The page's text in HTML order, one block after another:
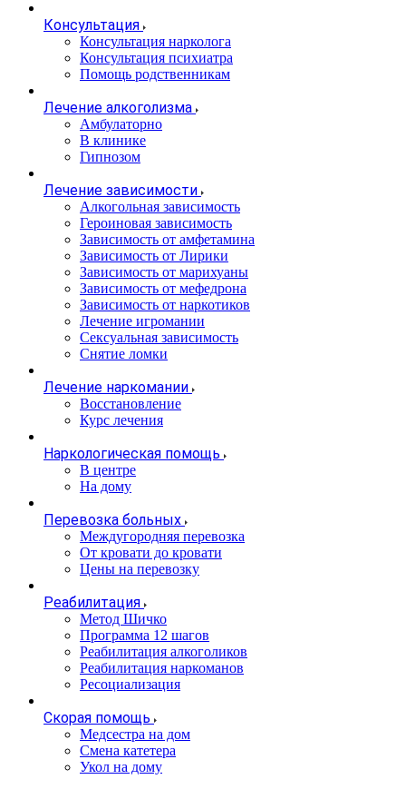
Консультация
Консультация нарколога
Консультация психиатра
Помощь родственникам
Лечение алкоголизма
Амбулаторно
В клинике
Гипнозом
Лечение зависимости
Алкогольная зависимость
Героиновая зависимость
Зависимость от амфетамина
Зависимость от Лирики
Зависимость от марихуаны
Зависимость от мефедрона
Зависимость от наркотиков
Лечение игромании
Сексуальная зависимость
Снятие ломки
Лечение наркомании
Восстановление
Курс лечения
Наркологическая помощь
В центре
На дому
Перевозка больных
Междугородняя перевозка
От кровати до кровати
Цены на перевозку
Реабилитация
Метод Шичко
Программа 12 шагов
Реабилитация алкоголиков
Реабилитация наркоманов
Ресоциализация
Скорая помощь
Медсестра на дом
Смена катетера
Укол на дому